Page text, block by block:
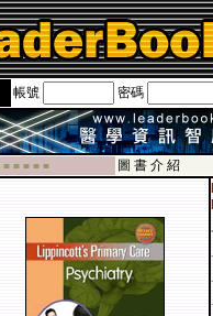
遊卡！！
帳號 密碼
■ ■ ■ ■ ■
圖 書 介 紹